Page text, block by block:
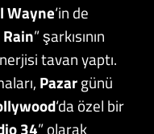
Wayne‘in de
” şarkısının
tavan yaptı.
Pazargünü
‘da özel bir
34” olarak